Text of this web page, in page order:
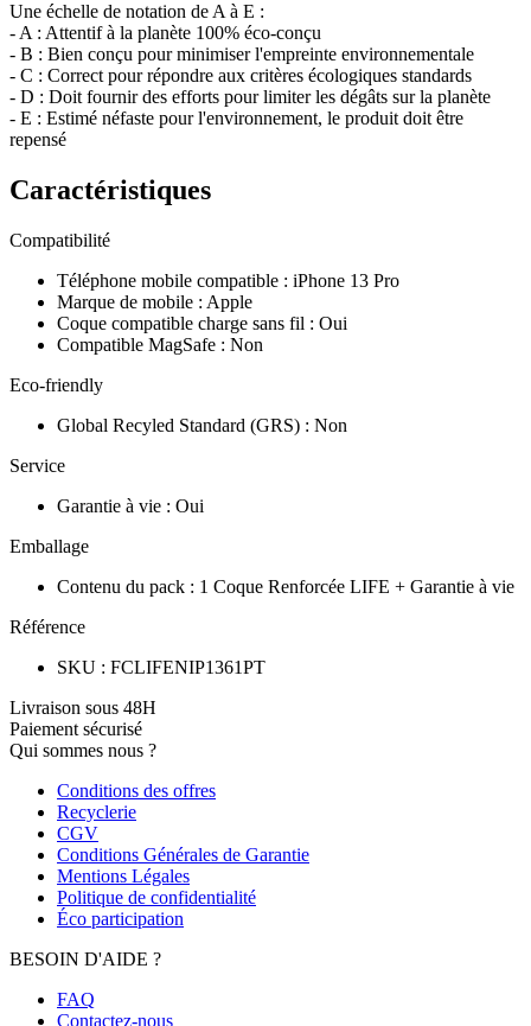
Une échelle de notation de A à E :
- A : Attentif à la planète 100% éco-conçu
- B : Bien conçu pour minimiser l'empreinte environnementale
- C : Correct pour répondre aux critères écologiques standards
- D : Doit fournir des efforts pour limiter les dégâts sur la planète
- E : Estimé néfaste pour l'environnement, le produit doit être
repensé
Caractéristiques
Compatibilité
Téléphone mobile compatible : iPhone 13 Pro
Marque de mobile : Apple
Coque compatible charge sans fil : Oui
Compatible MagSafe : Non
Eco-friendly
Global Recyled Standard (GRS) : Non
Service
Garantie à vie : Oui
Emballage
Contenu du pack : 1 Coque Renforcée LIFE + Garantie à vie
Référence
SKU : FCLIFENIP1361PT
Livraison sous 48H
Paiement sécurisé
Qui sommes nous ?
Conditions des offres
Recyclerie
CGV
Conditions Générales de Garantie
Mentions Légales
Politique de confidentialité
Éco participation
BESOIN D'AIDE ?
FAQ
Contactez-nous